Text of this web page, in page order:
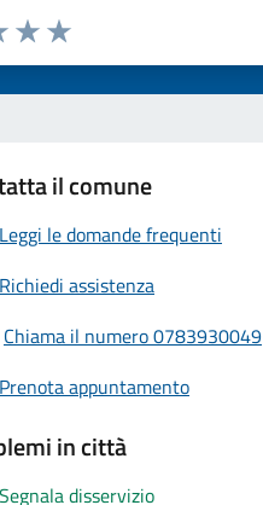
5 stelle la pagina
Valuta 5 stelle su 5
Valuta 4 stelle su 5
3 stelle su 5
2 stelle su 5
su 5
il comune
Leggi le domande frequenti
Richiedi assistenza
Chiama il numero 0783930049
Prenota appuntamento
in città
Segnala disservizio